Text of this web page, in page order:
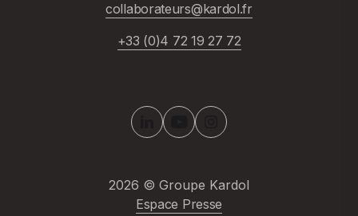
collaborateurs@kardol.fr
+33 (0)4 72 19 27 72
2026 © Groupe Kardol
Espace Presse